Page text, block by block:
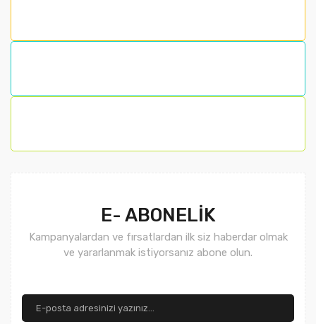
Bu ürüne benzer farklı alternatifler olmalı.
E- ABONELİK
Kampanyalardan ve fırsatlardan ilk siz haberdar olmak
ve yararlanmak istiyorsanız abone olun.